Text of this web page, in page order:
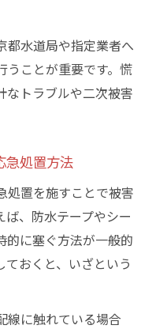
都水道局や指定業者へ
うことが重要です。慌
なトラブルや二次被害
処置方法
処置を施すことで被害
、防水テープやシー
的に塞ぐ方法が一般的
おくと、いざという
線に触れている場合